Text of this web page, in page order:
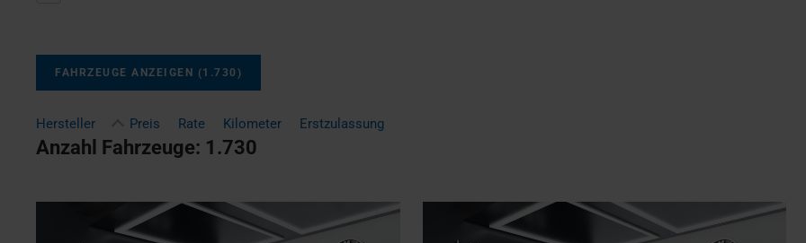
FAHRZEUGE ANZEIGEN (1.730 )
Hersteller Preis Rate Kilometer Erstzulassung
Anzahl Fahrzeuge: 1.730